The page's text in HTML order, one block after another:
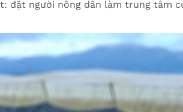
đặt người nông dân làm trung tâm